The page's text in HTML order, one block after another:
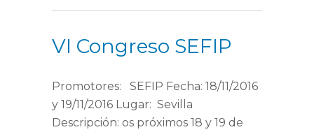
VI Congreso SEFIP
Promotores: SEFIP Fecha: 18/11/2016
y 19/11/2016 Lugar: Sevilla
Descripción: os próximos 18 y 19 de